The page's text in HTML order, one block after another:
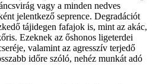
vagy a minden nedves
jelentkező seprence. Degradációt
tájidegen fafajok is, mint az akác,
Ezeknek az őshonos ligeterdei
valamint az agresszív terjedő
időre szóló, nehéz munkát adó